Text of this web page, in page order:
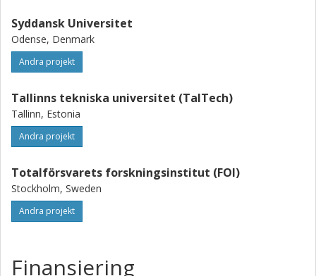
Syddansk Universitet
Odense, Denmark
Andra projekt
Tallinns tekniska universitet (TalTech)
Tallinn, Estonia
Andra projekt
Totalförsvarets forskningsinstitut (FOI)
Stockholm, Sweden
Andra projekt
Finansiering